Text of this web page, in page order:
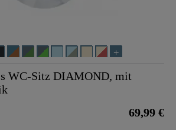
WC-Sitz DIAMOND, mit
69,99 €